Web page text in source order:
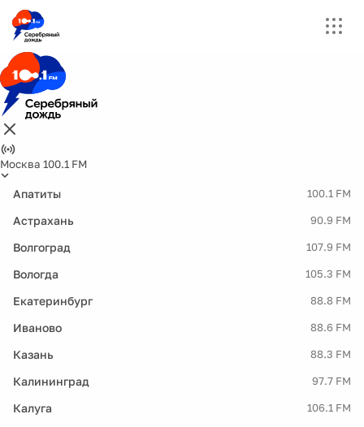
Москва 100.1 FM
Апатиты 100.1 FM
Астрахань 90.9 FM
Волгоград 107.9 FM
Вологда 105.3 FM
Екатеринбург 88.8 FM
Иваново 88.6 FM
Казань 88.3 FM
Калининград 97.7 FM
Калуга 106.1 FM